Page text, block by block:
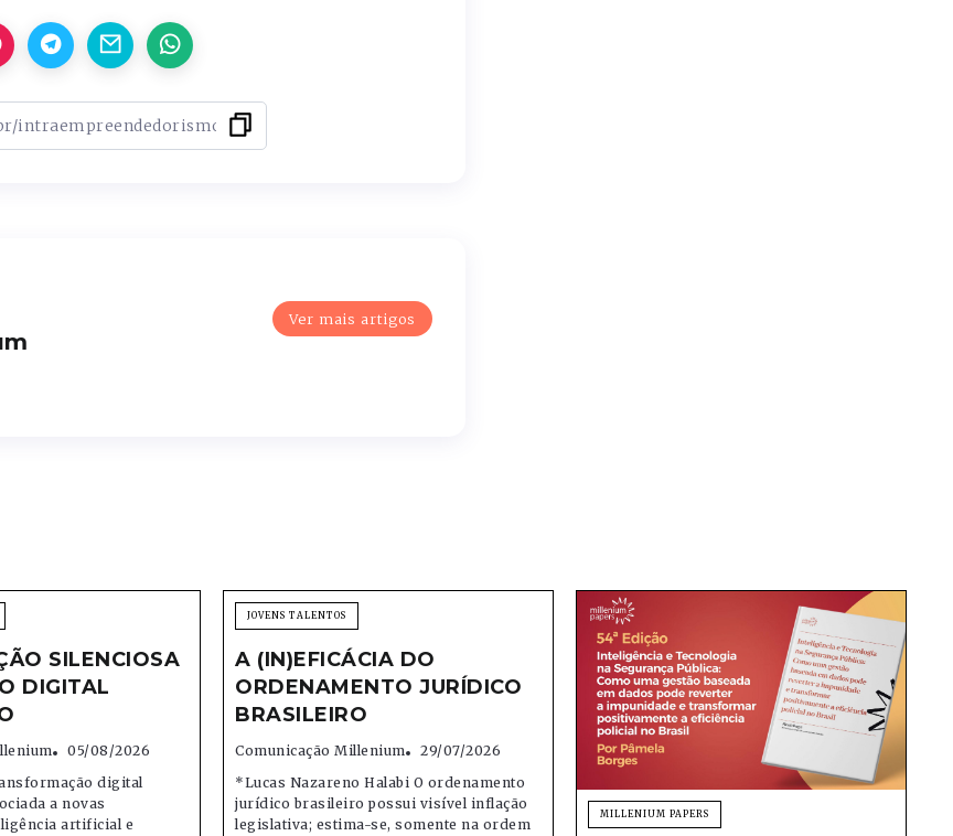
Ver mais artigos
SILENCIOSA
DIGITAL
05/08/2026
digital
a novas
artificial e
JOVENS TALENTOS
A (IN)EFICÁCIA DO
ORDENAMENTO JURÍDICO
BRASILEIRO
Comunicação Millenium
29/07/2026
*Lucas Nazareno Halabi O ordenamento
jurídico brasileiro possui visível inflação
legislativa; estima-se, somente na ordem
MILLENIUM PAPERS